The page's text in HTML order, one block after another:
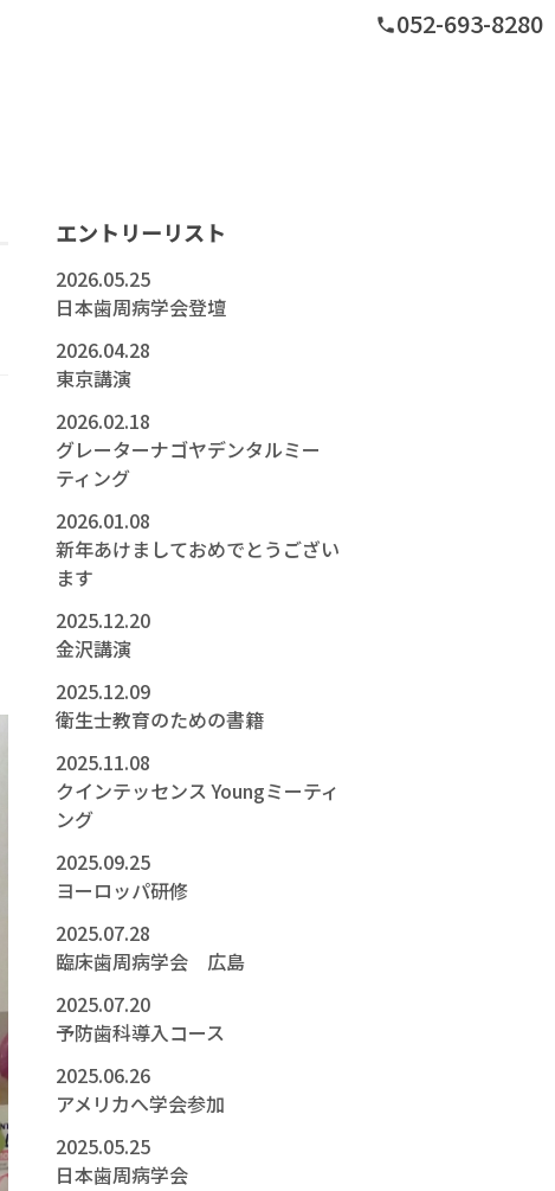
phone052-693-8280
エントリーリスト
2026.05.25
日本歯周病学会登壇
2026.04.28
東京講演
2026.02.18
グレーターナゴヤデンタルミー
ティング
2026.01.08
新年あけましておめでとうござい
ます
2025.12.20
金沢講演
2025.12.09
衛生士教育のための書籍
2025.11.08
クインテッセンス Youngミーティ
ング
2025.09.25
ヨーロッパ研修
2025.07.28
臨床歯周病学会 広島
2025.07.20
予防歯科導入コース
2025.06.26
アメリカへ学会参加
2025.05.25
日本歯周病学会